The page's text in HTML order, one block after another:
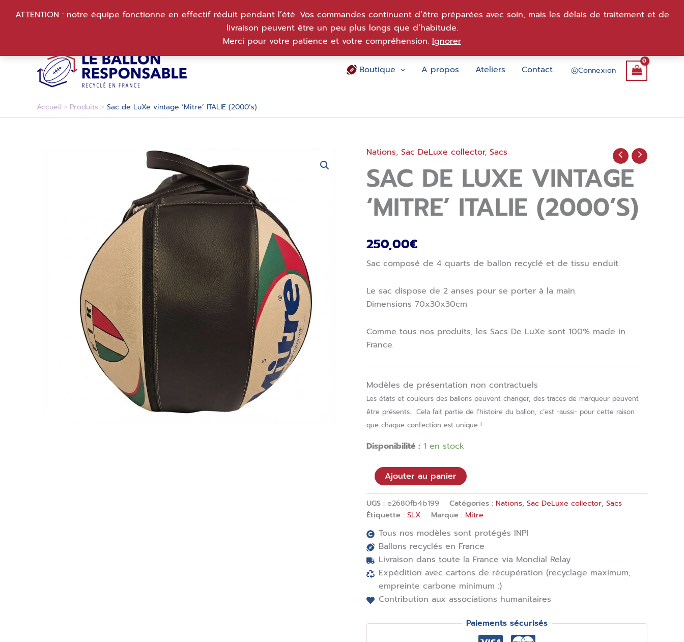
ATTENTION : notre équipe fonctionne en effectif réduit pendant l’été. Vos commandes continuent d’être préparées avec soin, mais les délais de traitement et de
livraison peuvent être un peu plus longs que d’habitude.
Merci pour votre patience et votre compréhension. Ignorer
Boutique A propos Ateliers Contact Connexion
Accueil Produits Sac de LuXe vintage ‘Mitre’ ITALIE (2000’s)
Nations, Sac DeLuxe collector, Sacs
SAC DE LUXE VINTAGE
‘MITRE’ ITALIE (2000’S)
250,00€
Sac composé de 4 quarts de ballon recyclé et de tissu enduit.
Le sac dispose de 2 anses pour se porter à la main.
Dimensions 70x30x30cm
Comme tous nos produits, les Sacs De LuXe sont 100% made in
France.
Modèles de présentation non contractuels
Les états et couleurs des ballons peuvent changer, des traces de marqueur peuvent
être présents… Cela fait partie de l’histoire du ballon, c’est -aussi- pour cette raison
que chaque confection est unique !
Disponibilité : 1 en stock
quantité
Sac
de
vintage
'Mitre'
Ajouter au panier
UGS : e2680fb4b199 Catégories : Nations, Sac DeLuxe collector, Sacs
Étiquette : SLX Marque : Mitre
Tous nos modèles sont protégés INPI
Ballons recyclés en France
Livraison dans toute la France via Mondial Relay
Expédition avec cartons de récupération (recyclage maximum,
empreinte carbone minimum :)
Contribution aux associations humanitaires
Paiements sécurisés